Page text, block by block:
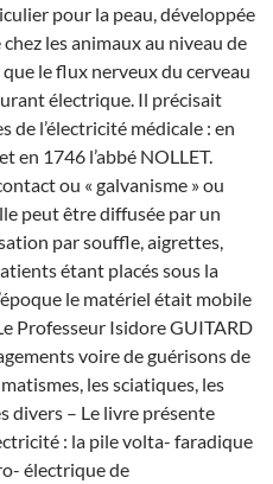
pour la peau, développée
les animaux au niveau de
le flux nerveux du cerveau
électrique. Il précisait
l’électricité médicale : en
en 1746 l’abbé NOLLET.
ou « galvanisme » ou
peut être diffusée par un
par souffle, aigrettes,
étant placés sous la
le matériel était mobile
Professeur Isidore GUITARD
voire de guérisons de
les sciatiques, les
divers – Le livre présente
: la pile volta- faradique
électrique de